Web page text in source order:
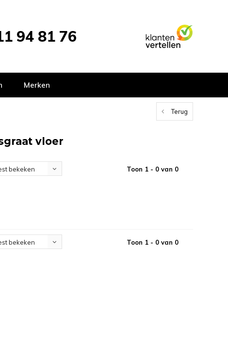
94 81 76
Merken
Terug
vloer
bekeken Toon 1 - 0 van 0
bekeken Toon 1 - 0 van 0